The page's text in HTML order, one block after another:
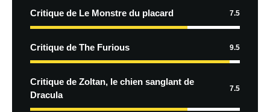
Critique de Le Monstre du placard 7.5
Critique de The Furious 9.5
Critique de Zoltan, le chien sanglant de
Dracula
7.5